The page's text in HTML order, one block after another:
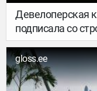
Проживания
Девелоперская
подписала со
договор о
странах Балтии
апартаментами-
начнется в
gloss.ee